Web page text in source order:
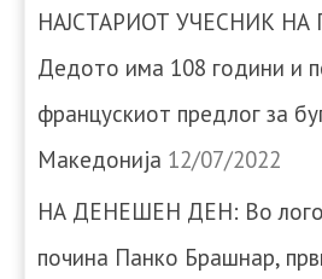
НАЈСТАРИОТ УЧЕСНИК НА
Дедото има 108 години и
францускиот предлог за
Македонија 12/07/2022
НА ДЕНЕШЕН ДЕН: Во
почина Панко Брашнар,